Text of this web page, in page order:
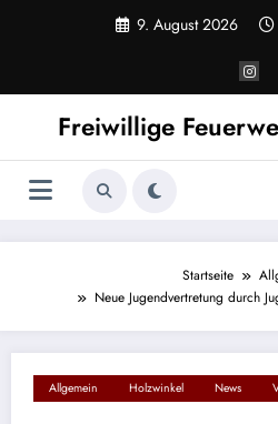
9. August 2026
Freiwillige
Startseite
Neue Jugendvertretung durch
Allgemein Holzwinkel News